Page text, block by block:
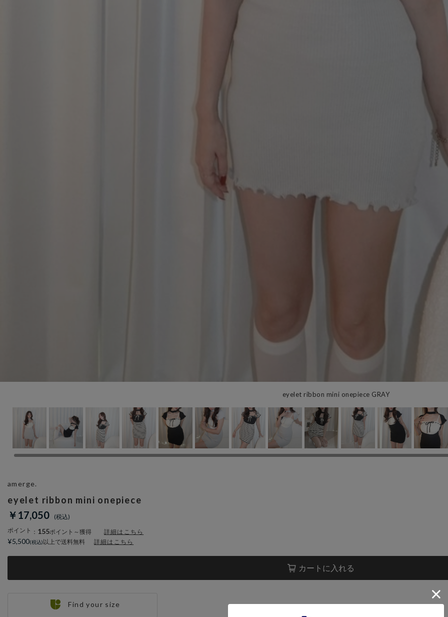
eyelet ribbon mini onepiece GRAY
eyelet ribbon mini onepiece
￥17,050
ポイント ： 155ポイント～獲得 詳細はこちら
カートに入れる
amerge.
¥5,500 以上で送料無料 詳細はこちら
Find your size